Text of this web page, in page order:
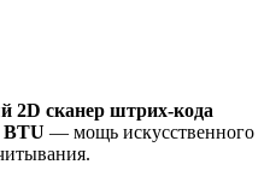
2D cканер штрих-кода
BTU — мощь искусственного